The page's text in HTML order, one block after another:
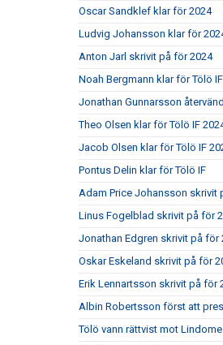
Oscar Sandklef klar för 2024
Ludvig Johansson klar för
Anton Jarl skrivit på för 2024
Noah Bergmann klar för Tölö IF
Jonathan Gunnarsson
Theo Olsen klar för Tölö IF
Jacob Olsen klar för Tölö IF
Pontus Delin klar för Tölö IF
Adam Price Johansson skrivit
Linus Fogelblad skrivit på för
Jonathan Edgren skrivit på för
Oskar Eskeland skrivit på för
Erik Lennartsson skrivit på för
Albin Robertsson först att
Tölö vann rättvist mot Lindome